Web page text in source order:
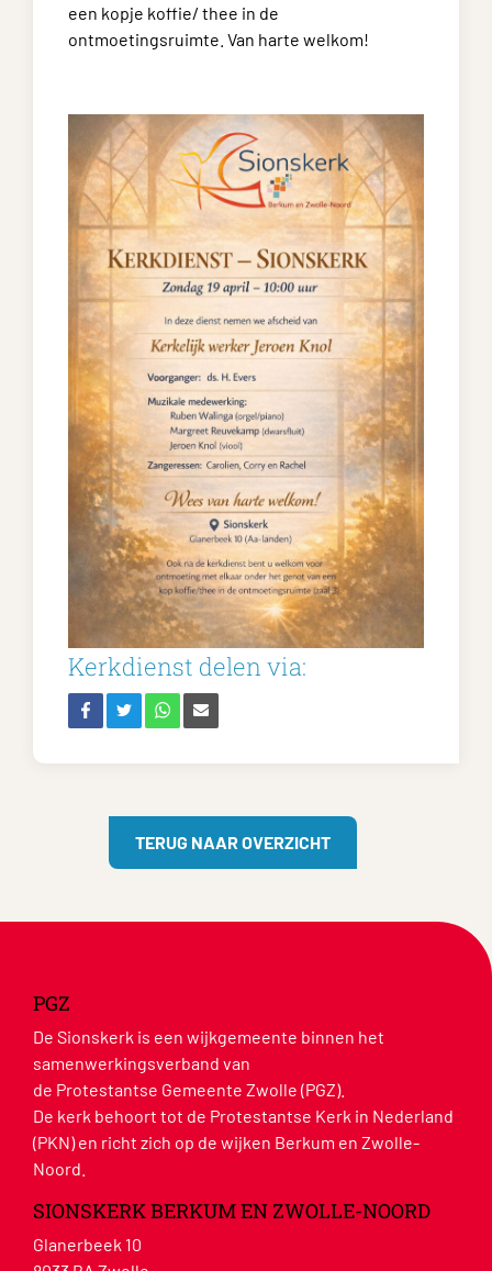
een kopje koffie/ thee in de
ontmoetingsruimte. Van harte welkom!
Kerkdienst delen via:
TERUG NAAR OVERZICHT
PGZ
De Sionskerk is een wijkgemeente binnen het
samenwerkingsverband van
de Protestantse Gemeente Zwolle (PGZ).
De kerk behoort tot de Protestantse Kerk in Nederland
(PKN) en richt zich op de wijken Berkum en Zwolle-
Noord.
SIONSKERK BERKUM EN ZWOLLE-NOORD
Glanerbeek 10